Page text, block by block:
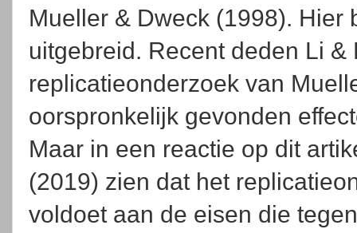
Mueller & Dweck (1998). Hier
uitgebreid. Recent deden Li &
replicatieonderzoek van
oorspronkelijk gevonden
Maar in een reactie op dit
(2019) zien dat het
voldoet aan de eisen die